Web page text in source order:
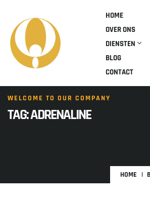
HOME
OVER ONS
DIENSTEN
BLOG
CONTACT
WELCOME TO OUR COMPANY
TAG:ADRENALINE
HOME